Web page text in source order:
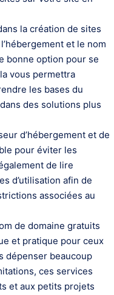
la création de sites
et le nom
bonne option pour se
vous permettra
les bases du
des solutions plus
d’hébergement et de
pour éviter les
de lire
d’utilisation afin de
associées au
de domaine gratuits
et pratique pour ceux
dépenser beaucoup
ces services
et aux petits projets